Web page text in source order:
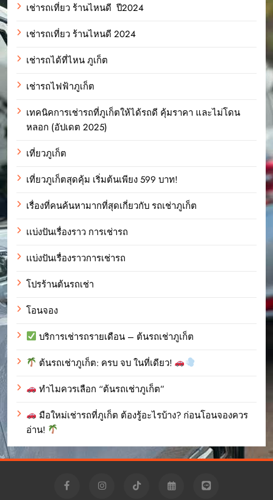
เช่ารถเที่ยว ร้านไหนดี ปี2024
เช่ารถเที่ยว ร้านไหนดี 2024
เช่ารถได้ที่ไหน ภูเก็ต
เช่ารถไฟฟ้าภูเก็ต
เทคนิคการเช่ารถที่ภูเก็ตให้ได้รถดี คุ้มราคา และไม่โดน
หลอก (อัปเดต 2025)
เที่ยวภูเก็ต
เที่ยวภูเก็ตสุดคุ้ม เริ่มต้นเพียง 599 บาท!
เรื่องที่คนค้นหามากที่สุดเกี่ยวกับ รถเช่าภูเก็ต
เเบ่งปันเรื่องราว การเช่ารถ
เเบ่งปันเรื่องราวการเช่ารถ
โปรร้านต้นรถเช่า
โอนจอง
บริการเช่ารถรายเดือน – ต้นรถเช่าภูเก็ต
ต้นรถเช่าภูเก็ต: ครบ จบ ในที่เดียว!
ทำไมควรเลือก “ต้นรถเช่าภูเก็ต”
มือใหม่เช่ารถที่ภูเก็ต ต้องรู้อะไรบ้าง? ก่อนโอนจองควร
อ่าน!